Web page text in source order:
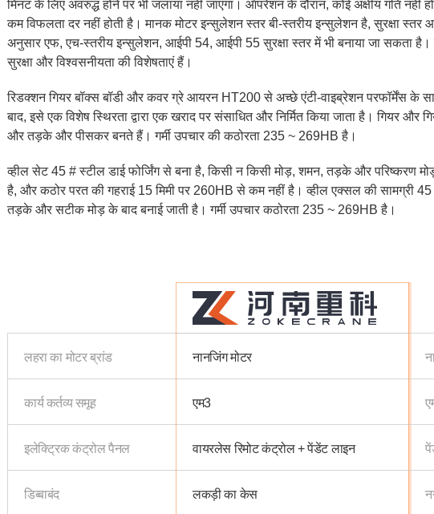
मिनट के लिए अवरुद्ध होने पर भी जलाया नहीं जाएगा। ऑपरेशन के दौरान, कोई अक्षीय गति नहीं
कम विफलता दर नहीं होती है। मानक मोटर इन्सुलेशन स्तर बी-स्तरीय इन्सुलेशन है, सुरक्षा
अनुसार एफ, एच-स्तरीय इन्सुलेशन, आईपी 54, आईपी 55 सुरक्षा स्तर में भी बनाया जा सकता है।
सुरक्षा और विश्वसनीयता की विशेषताएं हैं।
रिडक्शन गियर बॉक्स बॉडी और कवर ग्रे आयरन HT200 से अच्छे एंटी-वाइब्रेशन परफॉर्मेंस के
बाद, इसे एक विशेष स्थिरता द्वारा एक खराद पर संसाधित और निर्मित किया जाता है। गियर
और तड़के और पीसकर बनते हैं। गर्मी उपचार की कठोरता 235 ~ 269HB है।
व्हील सेट 45 # स्टील डाई फोर्जिंग से बना है, किसी न किसी मोड़, शमन, तड़के और परिष्करण
है, और कठोर परत की गहराई 15 मिमी पर 260HB से कम नहीं है। व्हील एक्सल की सामग्री
तड़के और सटीक मोड़ के बाद बनाई जाती है। गर्मी उपचार कठोरता 235 ~ 269HB है।
लहरा का मोटर ब्रांड नानजिंग मोटर
कार्य कर्तव्य समूह एम3
इलेक्ट्रिक कंट्रोल पैनल वायरलेस रिमोट कंट्रोल + पेंडेंट लाइन
डिब्बाबंद लकड़ी का केस